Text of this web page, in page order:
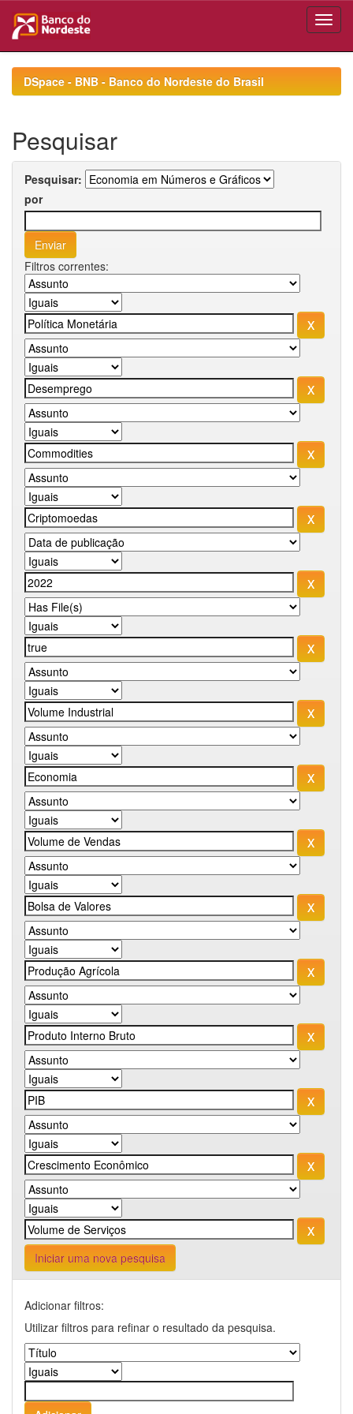
navigationDSpace - BNB - Banco do Nordeste do Brasil
Pesquisar
Pesquisar:
por
Filtros correntes:
Iniciar uma nova pesquisa
Adicionar filtros:
Utilizar filtros para refinar o resultado da pesquisa.